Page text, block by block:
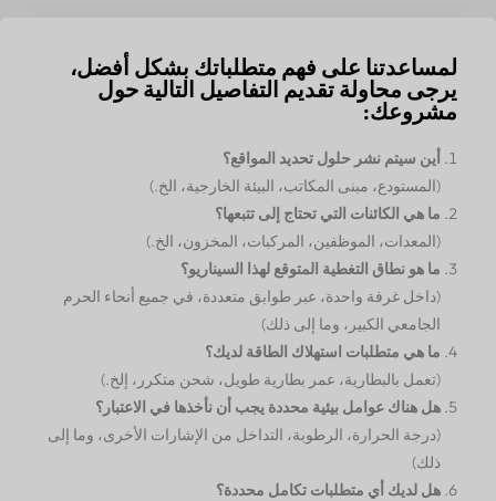
لمساعدتنا على فهم متطلباتك بشكل أفضل،
يرجى محاولة تقديم التفاصيل التالية حول
مشروعك:
أين سيتم نشر حلول تحديد المواقع؟
(المستودع، مبنى المكاتب، البيئة الخارجية، الخ.)
ما هي الكائنات التي تحتاج إلى تتبعها؟
(المعدات، الموظفين، المركبات، المخزون، الخ.)
ما هو نطاق التغطية المتوقع لهذا السيناريو؟
(داخل غرفة واحدة، عبر طوابق متعددة، في جميع أنحاء الحرم
الجامعي الكبير، وما إلى ذلك)
ما هي متطلبات استهلاك الطاقة لديك؟
(تعمل بالبطارية، عمر بطارية طويل، شحن متكرر، إلخ.)
هل هناك عوامل بيئية محددة يجب أن نأخذها في الاعتبار؟
(درجة الحرارة، الرطوبة، التداخل من الإشارات الأخرى، وما إلى
ذلك)
هل لديك أي متطلبات تكامل محددة؟